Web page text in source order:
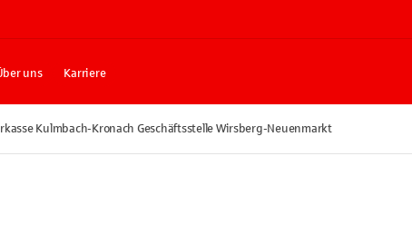
uns Karriere
Kulmbach-Kronach Geschäftsstelle Wirsberg-Neuenmarkt